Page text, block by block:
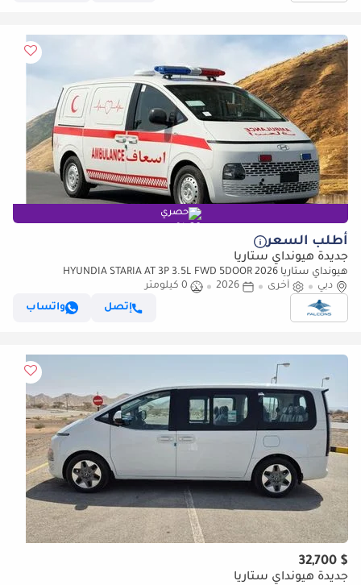
حصري
أطلب السعر
جديدة هيونداي ستاريا
هيونداي ستاريا HYUNDIA STARIA AT 3P 3.5L FWD 5DOOR 2026
AMBULANCE (للتصدير فقط)
دبي أخرى 2026
0 كيلومتر
إتصل
واتساب
$ 32,700
جديدة هيونداي ستاريا